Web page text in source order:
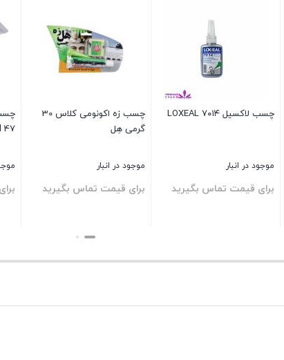
چسب لاکسیل ۷۰۱۴ LOXEAL
موجود در انبار
برای قیمت تماس بگیرید
چسب زه اکونومی کلاس 30
گرمی هِل
موجود در انبار
برای قیمت تماس بگیرید
47 Loxeal 47 gel